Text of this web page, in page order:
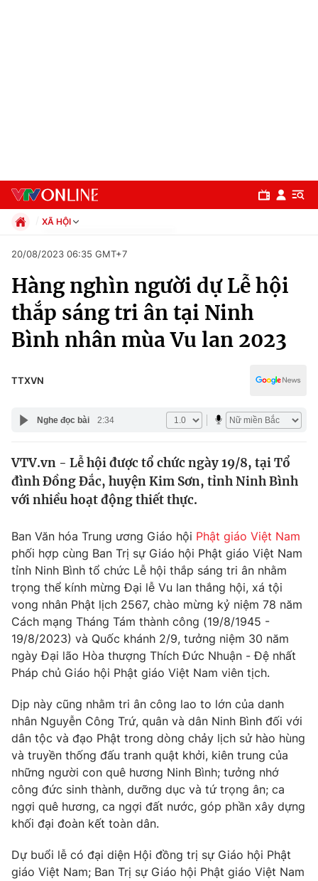
Chuyên mục
Chính trị
Thế giới
Thế giới đó đây
Câu chuyện quốc tế
Kinh tế
Tài chính
Thị trường
Góc doanh nghiệp
Dữ liệu và đời sống
Truyền hình
Phim VTV
Hậu trường
Nhân vật
Khán giả
Giải sao mai
Giải trí
Điện ảnh
Âm nhạc
Sao
Du lịch
Làm đẹp
Chất lượng cuộc sống
Giáo dục
Tuyển sinh
Học trực tuyến
Công nghệ
Hitech Công nghệ tương lai
Sản phẩm
Thị trường
Giao lưu trực tuyến
Lịch phát sóng
XÃ HỘI
Xã hội
Pháp luật
Kinh tế
Thể thao
Truyền hình
Giáo dục
20/08/2023 06:35 GMT+7
Hàng nghìn người dự Lễ hội
thắp sáng tri ân tại Ninh
Bình nhân mùa Vu lan 2023
TTXVN
Nghe đọc bài 2:34
VTV.vn - Lễ hội được tổ chức ngày 19/8, tại Tổ
đình Đồng Đắc, huyện Kim Sơn, tỉnh Ninh Bình
với nhiều hoạt động thiết thực.
Ban Văn hóa Trung ương Giáo hội Phật giáo Việt Nam
phối hợp cùng Ban Trị sự Giáo hội Phật giáo Việt Nam
tỉnh Ninh Bình tổ chức Lễ hội thắp sáng tri ân nhằm
trọng thể kính mừng Đại lễ Vu lan thắng hội, xá tội
vong nhân Phật lịch 2567, chào mừng kỷ niệm 78 năm
Cách mạng Tháng Tám thành công (19/8/1945 -
19/8/2023) và Quốc khánh 2/9, tưởng niệm 30 năm
ngày Đại lão Hòa thượng Thích Đức Nhuận - Đệ nhất
Pháp chủ Giáo hội Phật giáo Việt Nam viên tịch.
Dịp này cũng nhằm tri ân công lao to lớn của danh
nhân Nguyễn Công Trứ, quân và dân Ninh Bình đối với
dân tộc và đạo Phật trong dòng chảy lịch sử hào hùng
và truyền thống đấu tranh quật khởi, kiên trung của
những người con quê hương Ninh Bình; tưởng nhớ
công đức sinh thành, dưỡng dục và tứ trọng ân; ca
ngợi quê hương, ca ngợi đất nước, góp phần xây dựng
khối đại đoàn kết toàn dân.
Dự buổi lễ có đại diện Hội đồng trị sự Giáo hội Phật
giáo Việt Nam; Ban Trị sự Giáo hội Phật giáo Việt Nam